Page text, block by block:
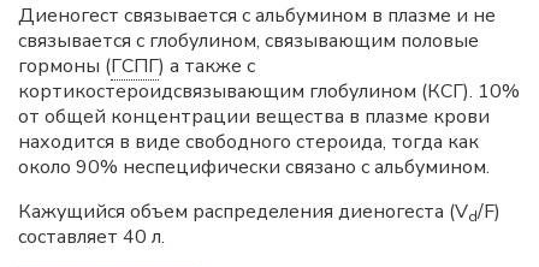
Диеногест связывается с альбумином в плазме и не
связывается с глобулином, связывающим половые
гормоны (ГСПГ) а также с
кортикостероидсвязывающим глобулином (КСГ). 10%
от общей концентрации вещества в плазме крови
находится в виде свободного стероида, тогда как
около 90% неспецифически связано с альбумином.
Кажущийся объем распределения диеногеста (Vd/F)
составляет 40 л.